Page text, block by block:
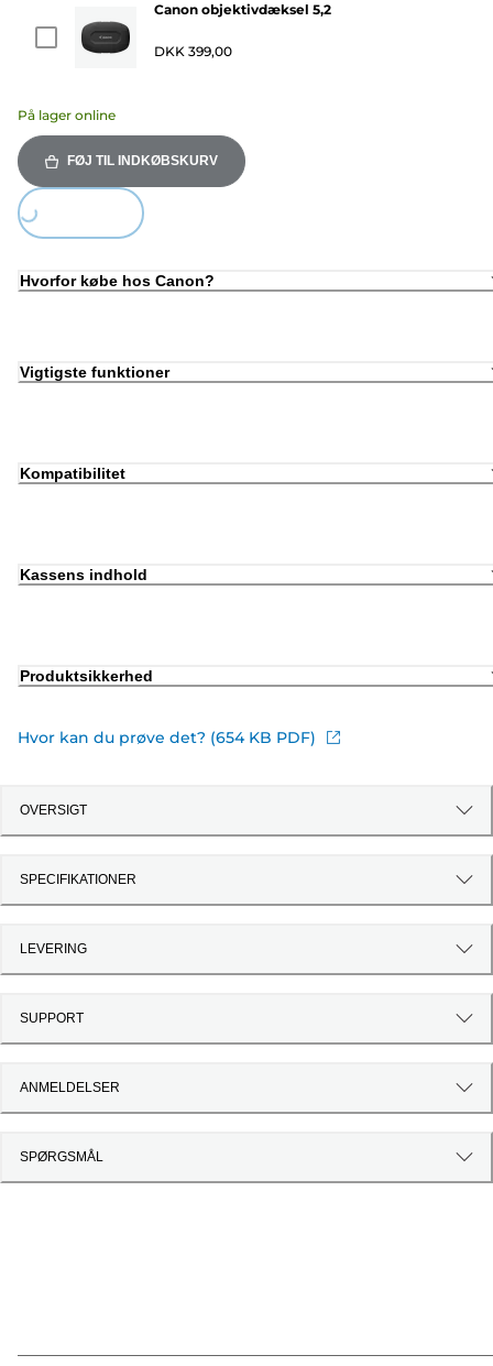
Canon objektivdæksel 5,2
DKK 399,00
På lager online
FØJ TIL INDKØBSKURV
Loading...
Hvorfor købe hos Canon?
Vigtigste funktioner
Kompatibilitet
Kassens indhold
Produktsikkerhed
Hvor kan du prøve det? (654 KB PDF)
OVERSIGT
SPECIFIKATIONER
LEVERING
SUPPORT
ANMELDELSER
SPØRGSMÅL